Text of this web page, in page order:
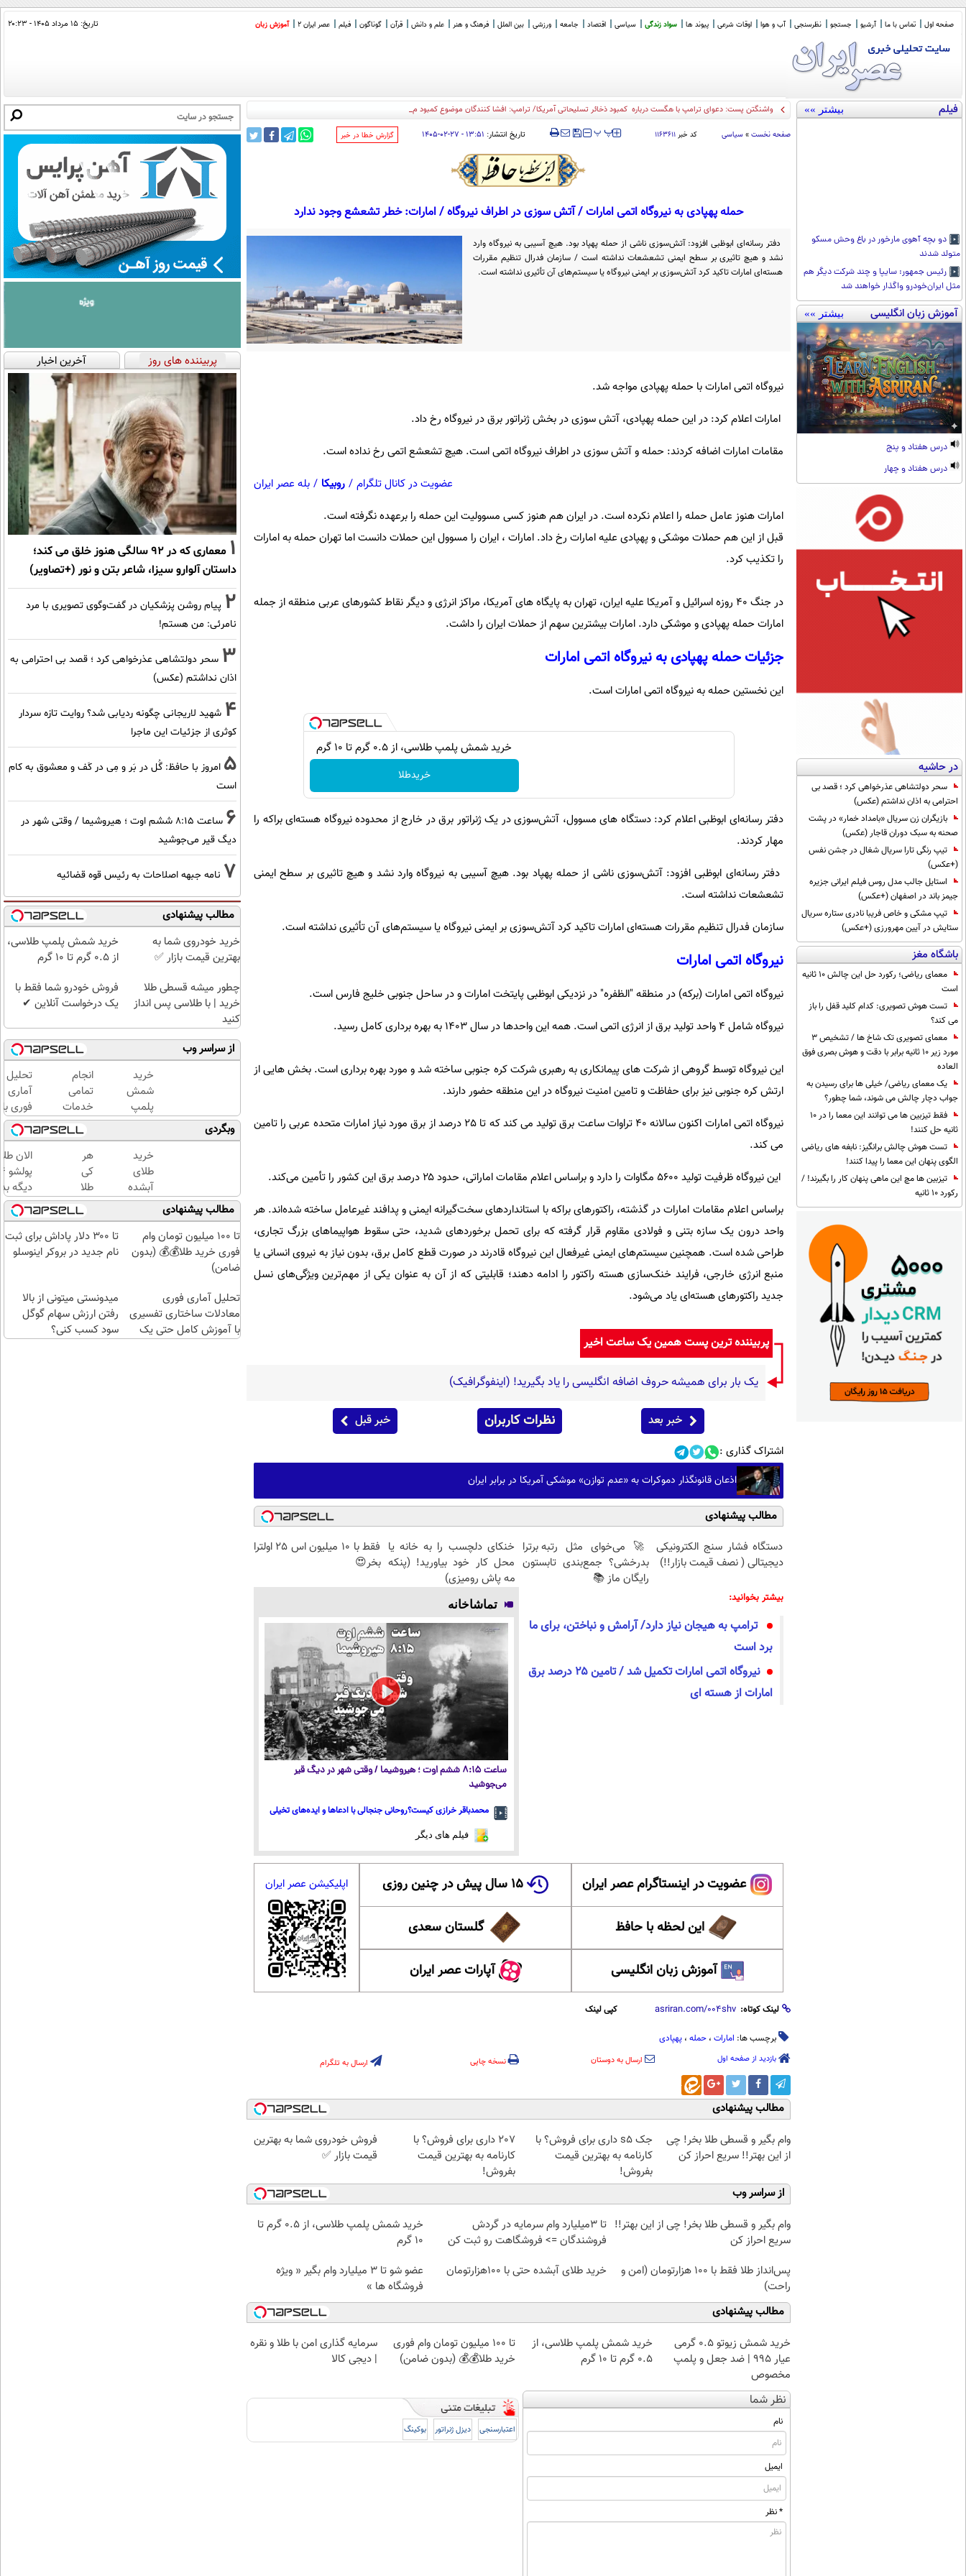
صفحه اول تماس با ما آرشیو جستجو نظرسنجی آب و هوا اوقات شرعی پیوند ها سواد زندگی سیاسی اقتصاد جامعه ورزشی بین الملل فرهنگ و هنر علم و دانش قرآن گوناگون فیلم عصر ایران 2 آموزش زبان تاریخ: ۱۵ مرداد ۱۴۰۵ - ۲۰:۲۳
فیلم بیشتر »»
دو بچه آهوی مارخور در باغ وحش مسکو
متولد شدند
رئیس جمهور: سایپا و چند شرکت دیگر هم
مثل ایران‌خودرو واگذار خواهند شد
آموزش زبان انگلیسی بیشتر »»
درس هفتاد و پنج
درس هفتاد و چهار
در حاشیه
سحر دولتشاهی عذرخواهی کرد ؛ قصد بی
احترامی به اذان نداشتم (عکس)
بازیگران زن سریال «بامداد خمار» در پشت
صحنه به سبک دوران قاجار (عکس)
تیپ رنگی تارا سریال شغال در جشن نفس
(+عکس)
استایل جالب مدل روس فیلم ایرانی جزیره
جیمز باند در اصفهان (+عکس)
تیپ مشکی و خاص فریبا نادری ستاره سریال
ستایش در آیین مهرورزی (+عکس)
باشگاه مغز
معمای ریاضی؛ رکورد حل این چالش 10 ثانیه
است
تست هوش تصویری: کدام کلید قفل را باز
می کند؟
معمای تصویری تک شاخ ها / تشخیص 3
مورد زیر 10 ثانیه برابر با دقت و هوش بصری فوق
العاده
یک معمای ریاضی/ خیلی ها برای رسیدن به
جواب دچار چالش می شوند، شما چطور؟
فقط تیزبین ها می توانند این معما را در 10
ثانیه حل کنند!
تست هوش چالش برانگیز: نابغه های ریاضی
الگوی پنهان این معما را پیدا کنند!
تیزبین ها مچ این ماهی پنهان کار را بگیرند! /
رکورد 10 ثانیه
واشنگتن پست: دعوای ترامپ با هگست درباره کمبود ذخائر تسلیحاتی آمریکا/ ترامپ: افشا کنندگان موضوع کمبود مهمات، زندانی خواهند
صفحه نخست » سیاسی کد خبر۱۱۶۳۶۱۱ ‍‍‍ پپ تاریخ انتشار: ۱۳:۵۱ - ۲۷-۰۲-۱۴۰۵ ‌گزارش خطا در خبر
حمله پهپادی به نیروگاه اتمی امارات / آتش سوزی در اطراف نیروگاه / امارات: خطر تشعشع وجود ندارد
دفتر رسانه‌ای ابوظبی افزود: آتش‌سوزی ناشی از حمله پهپاد بود. هیچ آسیبی به نیروگاه وارد
نشد و هیچ تاثیری بر سطح ایمنی تشعشعات نداشته است / سازمان فدرال تنظیم مقررات
هسته‌ای امارات تاکید کرد آتش‌سوزی بر ایمنی نیروگاه یا سیستم‌های آن تأثیری نداشته است.
نیروگاه اتمی امارات با حمله پهپادی مواجه شد.
امارات اعلام کرد: در این حمله پهپادی، آتش سوزی در بخشژنراتور برقدر نیروگاه رخ داد.
مقامات امارات اضافه کردند: حمله و آتش سوزی در اطراف نیروگاه اتمی است. هیچ تشعشع اتمی رخ نداده است.
عضویت در کانال تلگرام / روبیکا / بله عصر ایران
امارات هنوز عامل حمله را اعلام نکرده است. در ایران هم هنوز کسی مسوولیت این حمله را برعهده نگرفته است.
قبل از این هم حملات موشکی و پهپادی علیه امارات رخ داد. امارات ، ایران را مسوول این حملات دانست اما تهران حمله به امارات
را تکذیب کرد.
در جنگ 40 روزه اسرائیل و آمریکا علیه ایران، تهران به پایگاه های آمریکا، مراکز انرژی و دیگر نقاط کشورهای عربی منطقه از جمله
امارات حمله پهپادی و موشکی دارد. امارات بیشترین سهم از حملات ایران را داشت.
جزئیات حمله پهپادی به نیروگاه اتمی امارات
این نخستین حمله به نیروگاه اتمی امارات است.
خرید شمش پلمپ طلاسی، از ۰.۵ گرم تا ۱۰ گرم
خریدطلا
دفتر رسانه‌ای ابوظبی اعلام کرد: دستگاه های مسوول، آتش‌سوزی در یک ژنراتور برق در خارج از محدوده نیروگاه هسته‌ای براکه را
مهار کردند.
دفتر رسانه‌ای ابوظبی افزود: آتش‌سوزی ناشی از حمله پهپاد بود. هیچ آسیبی به نیروگاه وارد نشد و هیچ تاثیری بر سطح ایمنی
تشعشعات نداشته است.
سازمان فدرال تنظیم مقررات هسته‌ای امارات تاکید کرد آتش‌سوزی بر ایمنی نیروگاه یا سیستم‌های آن تأثیری نداشته است.
نیروگاه اتمی امارات
نیروگاه اتمی امارات (برکه) در منطقه "الظفره" در نزدیکی ابوظبی پایتخت امارات و در ساحل جنوبی خلیج فارس است‌.
نیروگاه شامل 4 واحد تولید برق از انرژی اتمی است. همه این واحدها در سال 1403 به بهره برداری کامل رسید.
این نیروگاه توسط گروهی از شرکت های پیمانکاری به رهبری شرکت کره جنوبی ساخته شد و مورد بهره برداری است. بخش هایی از
ارتش کره جنوبی نیز برای حفاظت و تامین امنیت نیروگاه در این منطقه حضور دارند.
نیروگاه اتمی امارات اکنون سالانه 40 تراوات ساعت برق تولید می کند که تا 25 درصد از برق مورد نیاز امارات متحده عربی را
تامین
می کند.
این نیروگاه ظرفیت تولید 5600 مگاوات را دارد و براساس اعلام مقامات اماراتی، حدود ۲۵ درصد برق این کشور را تأمین می‌کند.
براساس اعلام مقامات امارات در گذشته، راکتورهای براکه با استانداردهای سخت‌گیرانه ایمنی و پدافند غیرعامل ساخته شده‌اند. هر
واحد درون یک سازه بتنی و فولادی مقاوم قرار گرفته که برای تحمل برخوردهای شدید، حتی سقوط هواپیماهای بزرگ تجاری،
طراحی شده است. همچنین سیستم‌های ایمنی غیرفعال این نیروگاه قادرند در صورت قطع کامل برق، بدون نیاز به نیروی انسانی یا
منبع انرژی خارجی، فرایند خنک‌سازی هسته راکتور را ادامه دهند؛ قابلیتی که از آن به عنوان یکی از مهم‌ترین ویژگی‌های نسل
جدید راکتورهای هسته‌ای یاد می‌شود.
پربیننده ترین پست همین یک ساعت اخیر
یک بار برای همیشه حروف اضافه انگلیسی را یاد بگیرید! (اینفوگرافیک)
خبر بعد نظرات کاربران خبر قبل
اشتراک گذاری :
اذعان قانونگذار دموکرات به «عدم توازن» موشکی آمریکا در برابر ایران
مطالب پیشنهادی
دستگاه فشار سنج الکترونیکی
دیجیتالی ( نصف قیمت بازار!!)
🚀 می‌خوای مثل رتبه برترا
بدرخشی؟ جمع‌بندی تابستون
رایگان ماز 📚
خنکای دلچسب را به خانه یا
محل کار خود بیاورید! (پنکه
مه پاش رومیزی)
فقط با 10 میلیون اس 25 اولترا
بخر😍
بیشتر بخوانید:
ترامپ به هیجان نیاز دارد/ آرامش و نباختن، برای ما
برد است
نیروگاه اتمی امارات تکمیل شد / تامین ۲۵ درصد برق
امارات از هسته ای
تماشاخانه
ساعت ۸:۱۵ ششم اوت ؛ هیروشیما / وقتی شهر در دیگ قیر
می‌جوشید
محمدباقر خرازی کیست؟روحانی جنجالی با ادعاها و ایده‌های تخیلی
فیلم های دیگر
عضویت در اینستاگرام عصر ایران ۱۵ سال پیش در چنین روزی
این لحظه با حافظ گلستان سعدی
آموزش زبان انگلیسی آپارات عصر ایران
اپلیکیشن عصر ایران
لینک کوتاه: کپی لینک
برچسب ها: امارات ، حمله ، پهپادی
بازدید از صفحه اول ارسال به دوستان نسخه چاپی ارسال به تلگرام
مطالب پیشنهادی
وام بگیر و قسطی طلا بخر! چی
از این بهتر!! سریع احراز کن
جک s5 داری برای فروش؟ با
کارنامه به بهترین قیمت
بفروش!
207 داری برای فروش؟ با
کارنامه به بهترین قیمت
بفروش!
فروش خودروی شما به بهترین
قیمت بازار ✅
از سراسر وب
وام بگیر و قسطی طلا بخر! چی از این بهتر!!
سریع احراز کن
تا 3میلیارد وام سرمایه در گردش
فروشندگان => فروشگاهت رو ثبت کن
خرید شمش پلمپ طلاسی، از ۰.۵ گرم تا
۱۰ گرم
پس‌انداز طلا فقط با ۱۰۰ هزارتومان (امن و
راحت)
خرید طلای آبشده حتی با ۱۰۰هزارتومان
عضو شو تا 3 میلیارد وام بگیر « ویژه
فروشگاه ها »
مطالب پیشنهادی
خرید شمش زیوتو ۰.۵ گرمی
عیار ۹۹۵ | ضد جعل و پلمپ
مخصوص
خرید شمش پلمپ طلاسی، از
۰.۵ گرم تا ۱۰ گرم
تا 100 میلیون تومان وام فوری
خرید طلا💰💰 (بدون ضامن)
سرمایه گذاری امن با طلا و نقره
| دیجی کالا
نظر شما
نام
ایمیل
* نظر
اعتبارسنجی دیزل ژنراتور بوکینگ
پربیننده های روز آخرین اخبار
1
معماری که در 92 سالگی هنوز خلق می کند؛
داستان آلوارو سیزا، شاعر بتن و نور (+تصاویر)
2 پیام روشن پزشکیان در گفت‌و‌گوی تصویری با مرد
نامرئی: من هستم!
3 سحر دولتشاهی عذرخواهی کرد ؛ قصد بی احترامی به
اذان نداشتم (عکس)
4 شهید لاریجانی چگونه ردیابی شد؟ روایت تازه سردار
کوثری از جزئیات این ماجرا
5 امروز با حافظ: گُل در بَر و مِی در کَف و معشوق به کام
است
6
ساعت ۸:۱۵ ششم اوت ؛ هیروشیما / وقتی شهر در
دیگ قیر می‌جوشید
7 نامه جبهه اصلاحات به رئیس قوه قضائیه
مطالب پیشنهادی
خرید خودروی شما به
بهترین قیمت بازار ✅
خرید شمش پلمپ طلاسی،
از ۰.۵ گرم تا ۱۰ گرم
چطور میشه قسطی طلا
خرید | با طلاسی پس انداز
کنید
فروش خودرو شما فقط با
یک درخواست آنلاین ✔
از سراسر وب
خرید
شمش
پلمپ
طلاسی،
از ۰.۵
گرم تا
۱۰ گرم
انجام
تمامی
خدمات
خودرویی
در محل
با یدک
دات کام
تحلیل
آماری
فوری با
نرم
افزار
SPSS
به
همراه
آموزش
کامل
حتی
یک
وبگردی
خرید
طلای
آبشده
حتی با
۱۰۰هزارتومان
هر
کی
طلا
داره،
غم
نداره!
😊💎
چند
کلیک)
الان
دیگه
طلا با
بی‌بهره
مطالب پیشنهادی
تا 100 میلیون تومان وام
فوری خرید طلا💰💰 (بدون
ضامن)
تا ۳۰۰ دلار پاداش برای ثبت
نام جدید در بروکر اینوسلو
تحلیل آماری فوری
معادلات ساختاری تفسیری
با آموزش کامل حتی یک
میدونستی میتونی از بالا
رفتن ارزش سهام گوگل
سود کسب کنی؟